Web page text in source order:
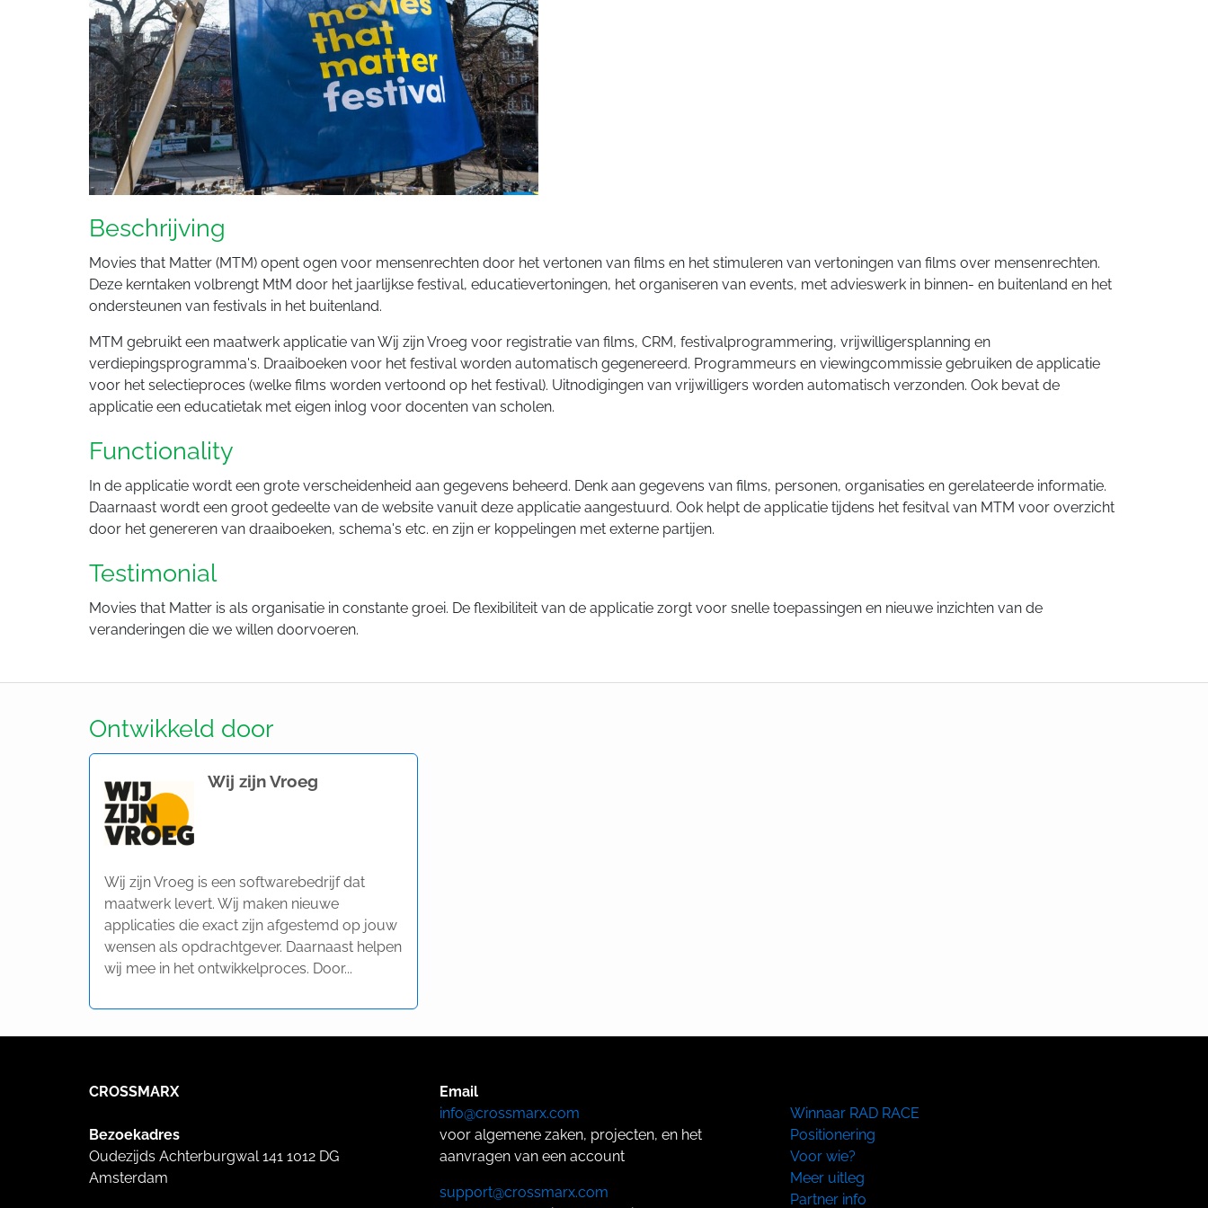
Beschrijving
Movies that Matter (MTM) opent ogen voor mensenrechten door het vertonen van films en het stimuleren van vertoningen van films over mensenrechten.
Deze kerntaken volbrengt MtM door het jaarlijkse festival, educatievertoningen, het organiseren van events, met advieswerk in binnen- en buitenland en het
ondersteunen van festivals in het buitenland.
MTM gebruikt een maatwerk applicatie van Wij zijn Vroeg voor registratie van films, CRM, festivalprogrammering, vrijwilligersplanning en
verdiepingsprogramma's. Draaiboeken voor het festival worden automatisch gegenereerd. Programmeurs en viewingcommissie gebruiken de applicatie
voor het selectieproces (welke films worden vertoond op het festival). Uitnodigingen van vrijwilligers worden automatisch verzonden. Ook bevat de
applicatie een educatietak met eigen inlog voor docenten van scholen.
Functionality
In de applicatie wordt een grote verscheidenheid aan gegevens beheerd. Denk aan gegevens van films, personen, organisaties en gerelateerde informatie.
Daarnaast wordt een groot gedeelte van de website vanuit deze applicatie aangestuurd. Ook helpt de applicatie tijdens het fesitval van MTM voor overzicht
door het genereren van draaiboeken, schema's etc. en zijn er koppelingen met externe partijen.
Testimonial
Movies that Matter is als organisatie in constante groei. De flexibiliteit van de applicatie zorgt voor snelle toepassingen en nieuwe inzichten van de
veranderingen die we willen doorvoeren.
Ontwikkeld door
Wij zijn Vroeg
Wij zijn Vroeg is een softwarebedrijf dat
maatwerk levert. Wij maken nieuwe
applicaties die exact zijn afgestemd op jouw
wensen als opdrachtgever. Daarnaast helpen
wij mee in het ontwikkelproces. Door...
CROSSMARX
Bezoekadres
Oudezijds Achterburgwal 141 1012 DG
Amsterdam
Email
info@crossmarx.com
voor algemene zaken, projecten, en het
aanvragen van een account
support@crossmarx.com
Winnaar RAD RACE
Positionering
Voor wie?
Meer uitleg
Partner info